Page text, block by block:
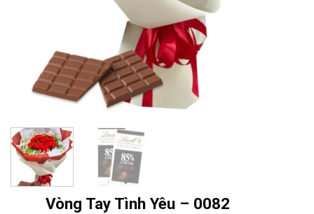
Vòng Tay Tình Yêu – 0082